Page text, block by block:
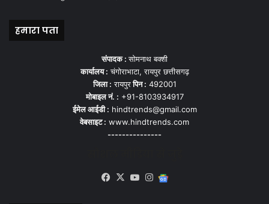
हमारा पता
संपादक :सोमनाथ बक्शी
कार्यालय : चंगोराभाटा, रायपुर छत्तीसगढ़
जिला : रायपुरपिन : 492001
मोबाइल नं. : +91-8103934917
ईमेल आईडी : hindtrends@gmail.com
वेबसाइट : www.hindtrends.com
---------------
Facebook
X YouTubeInstagram